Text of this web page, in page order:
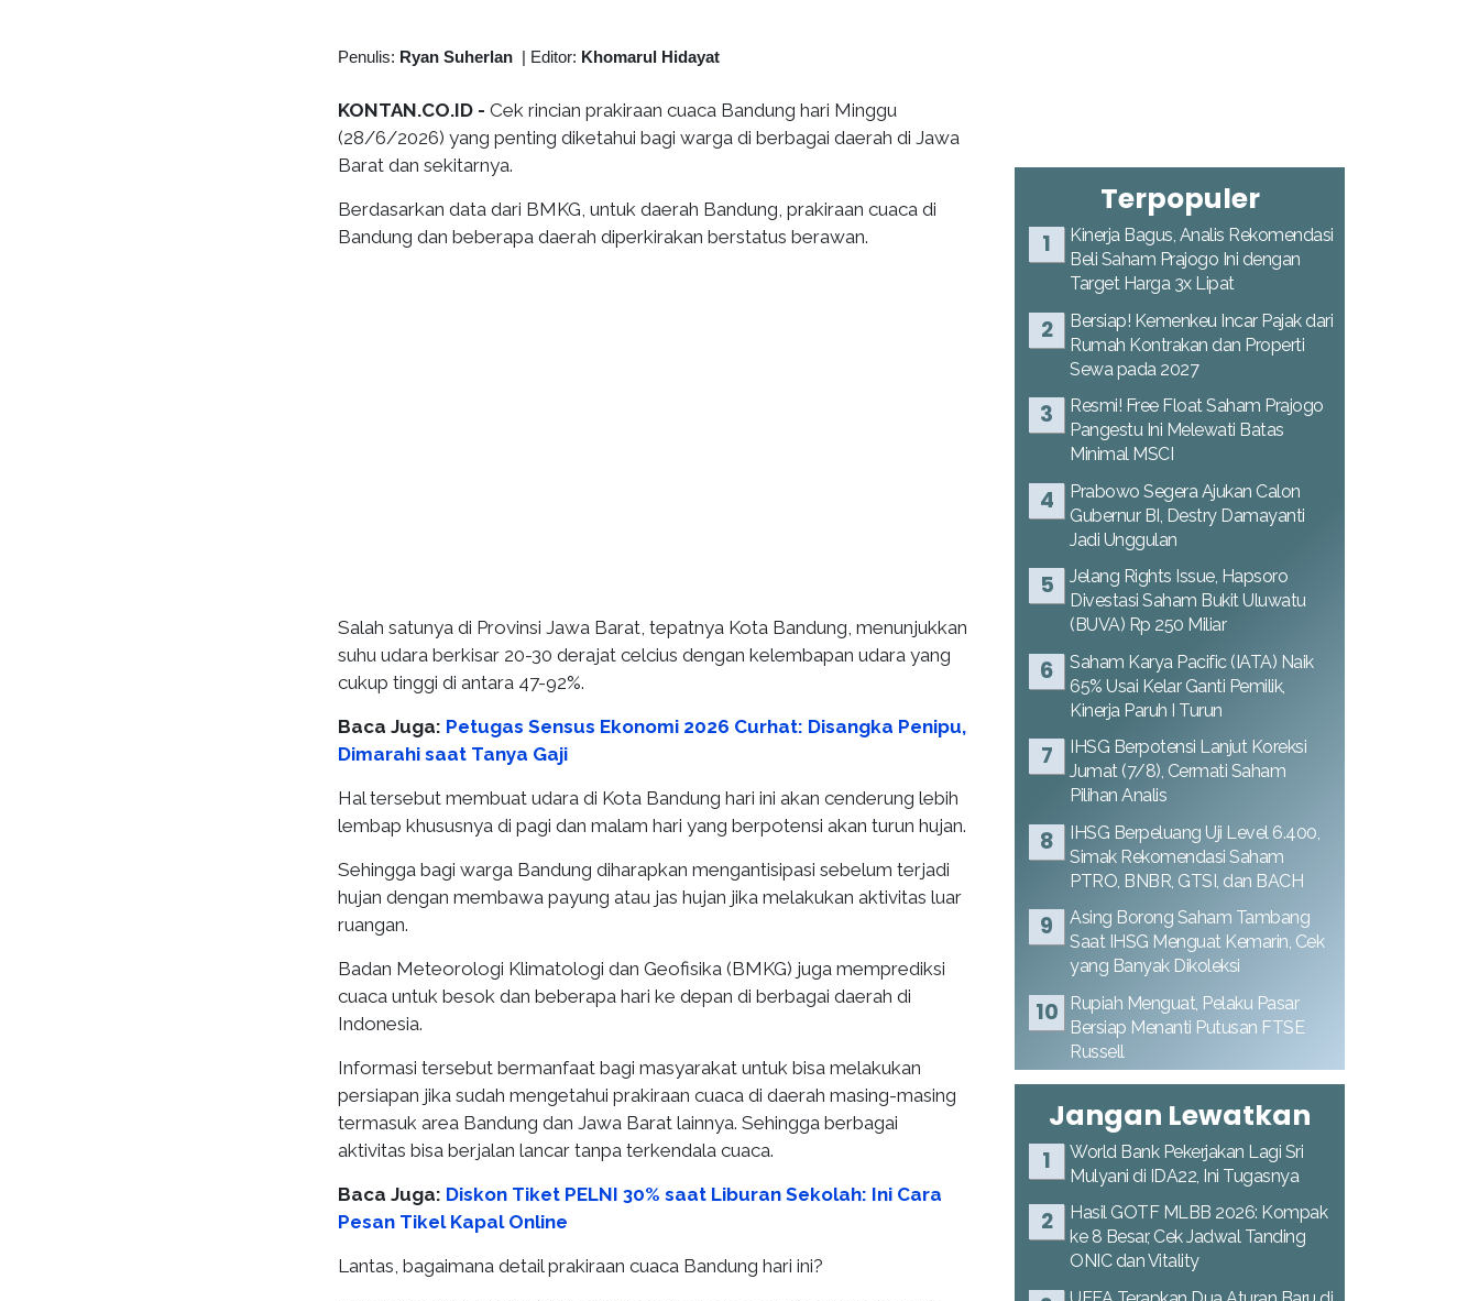
Penulis: Ryan Suherlan | Editor: Khomarul Hidayat
KONTAN.CO.ID - Cek rincian prakiraan cuaca Bandung hari Minggu
(28/6/2026) yang penting diketahui bagi warga di berbagai daerah di Jawa
Barat dan sekitarnya.
Berdasarkan data dari BMKG, untuk daerah Bandung, prakiraan cuaca di
Bandung dan beberapa daerah diperkirakan berstatus berawan.
Salah satunya di Provinsi Jawa Barat, tepatnya Kota Bandung, menunjukkan
suhu udara berkisar 20-30 derajat celcius dengan kelembapan udara yang
cukup tinggi di antara 47-92%.
Baca Juga: Petugas Sensus Ekonomi 2026 Curhat: Disangka Penipu,
Dimarahi saat Tanya Gaji
Hal tersebut membuat udara di Kota Bandung hari ini akan cenderung lebih
lembap khususnya di pagi dan malam hari yang berpotensi akan turun hujan.
Sehingga bagi warga Bandung diharapkan mengantisipasi sebelum terjadi
hujan dengan membawa payung atau jas hujan jika melakukan aktivitas luar
ruangan.
Badan Meteorologi Klimatologi dan Geofisika (BMKG) juga memprediksi
cuaca untuk besok dan beberapa hari ke depan di berbagai daerah di
Indonesia.
Informasi tersebut bermanfaat bagi masyarakat untuk bisa melakukan
persiapan jika sudah mengetahui prakiraan cuaca di daerah masing-masing
termasuk area Bandung dan Jawa Barat lainnya. Sehingga berbagai
aktivitas bisa berjalan lancar tanpa terkendala cuaca.
Baca Juga: Diskon Tiket PELNI 30% saat Liburan Sekolah: Ini Cara
Pesan Tikel Kapal Online
Lantas, bagaimana detail prakiraan cuaca Bandung hari ini?
Terpopuler
Kinerja Bagus, Analis Rekomendasi
Beli Saham Prajogo Ini dengan
Target Harga 3x Lipat
Bersiap! Kemenkeu Incar Pajak dari
Rumah Kontrakan dan Properti
Sewa pada 2027
Resmi! Free Float Saham Prajogo
Pangestu Ini Melewati Batas
Minimal MSCI
Prabowo Segera Ajukan Calon
Gubernur BI, Destry Damayanti
Jadi Unggulan
Jelang Rights Issue, Hapsoro
Divestasi Saham Bukit Uluwatu
(BUVA) Rp 250 Miliar
Saham Karya Pacific (IATA) Naik
65% Usai Kelar Ganti Pemilik,
Kinerja Paruh I Turun
IHSG Berpotensi Lanjut Koreksi
Jumat (7/8), Cermati Saham
Pilihan Analis
IHSG Berpeluang Uji Level 6.400,
Simak Rekomendasi Saham
PTRO, BNBR, GTSI, dan BACH
Asing Borong Saham Tambang
Saat IHSG Menguat Kemarin, Cek
yang Banyak Dikoleksi
Rupiah Menguat, Pelaku Pasar
Bersiap Menanti Putusan FTSE
Russell
Jangan Lewatkan
World Bank Pekerjakan Lagi Sri
Mulyani di IDA22, Ini Tugasnya
Hasil GOTF MLBB 2026: Kompak
ke 8 Besar, Cek Jadwal Tanding
ONIC dan Vitality